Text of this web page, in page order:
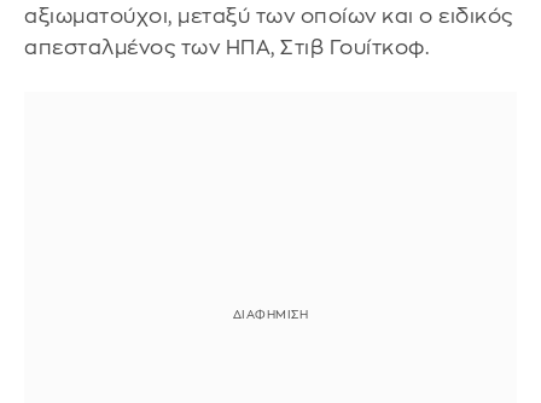
αξιωματούχοι, μεταξύ των οποίων και ο ειδικός
απεσταλμένος των ΗΠΑ, Στιβ Γουίτκοφ.